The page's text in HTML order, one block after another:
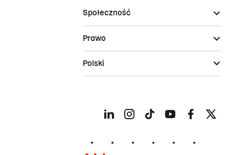
Społeczność
Prawo
Polski